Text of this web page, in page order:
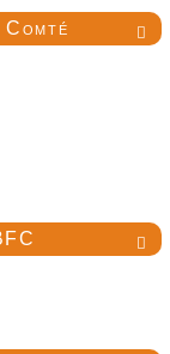

